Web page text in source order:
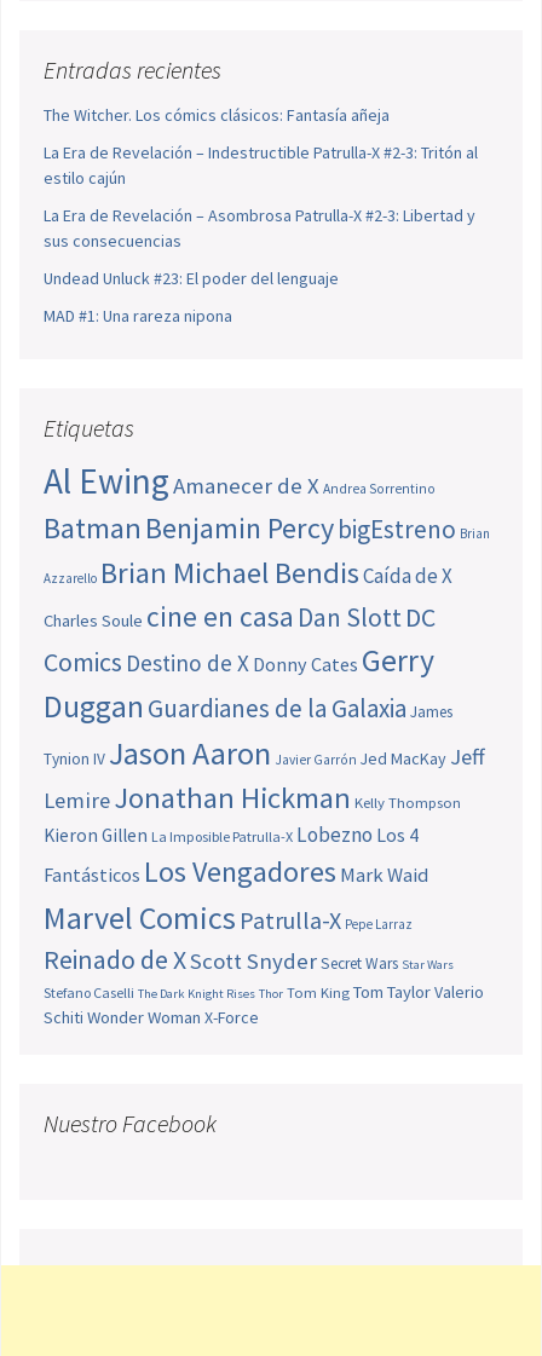
Entradas recientes
The Witcher. Los cómics clásicos: Fantasía añeja
La Era de Revelación – Indestructible Patrulla-X #2-3: Tritón al
estilo cajún
La Era de Revelación – Asombrosa Patrulla-X #2-3: Libertad y
sus consecuencias
Undead Unluck #23: El poder del lenguaje
MAD #1: Una rareza nipona
Etiquetas
Al EwingAmanecer de X Andrea Sorrentino
Batman Benjamin PercybigEstreno Brian
Azzarello Brian Michael BendisCaída de X
Charles Soule cine en casa Dan SlottDC
Comics Destino de X Donny Cates Gerry
Duggan Guardianes de la Galaxia James
Tynion IV Jason Aaron Javier Garrón Jed MacKay Jeff
LemireJonathan Hickman Kelly Thompson
Kieron Gillen La Imposible Patrulla-X Lobezno Los 4
Fantásticos Los Vengadores Mark Waid
Marvel Comics Patrulla-X Pepe Larraz
Reinado de XScott SnyderSecret Wars Star Wars
Stefano Caselli The Dark Knight Rises Thor Tom King Tom TaylorValerio
Schiti Wonder Woman X-Force
Nuestro Facebook